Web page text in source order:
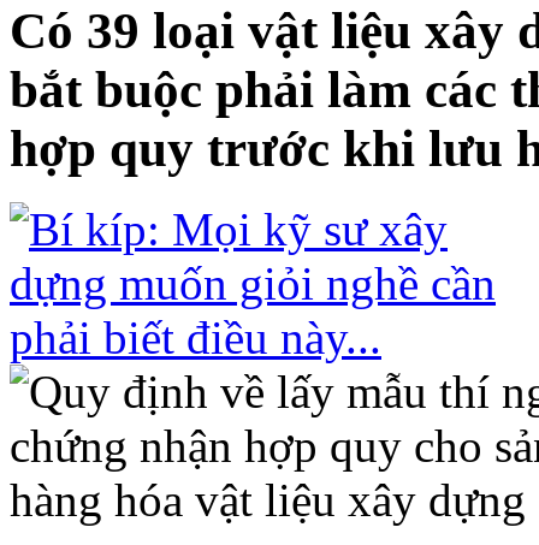
Có 39 loại vật liệu xây
bắt buộc phải làm các
hợp quy trước khi lưu